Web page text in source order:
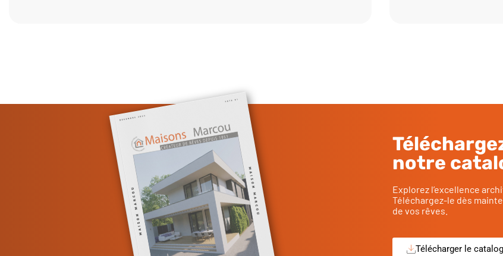
notre
Explorez l’excellence
Téléchargez-le dès
de vos rêves.
Télécharger le